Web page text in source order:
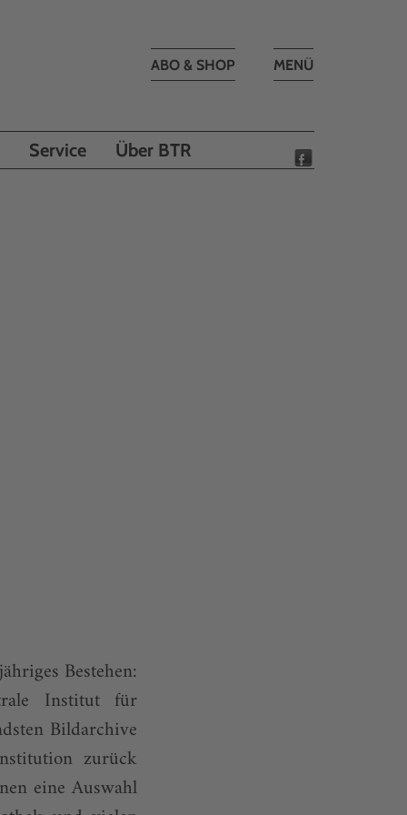
Toggle
MENÜ
ABO & SHOP
Service Über BTR
Bestehen:
Institut für
Bildarchive
zurück
eine Auswahl